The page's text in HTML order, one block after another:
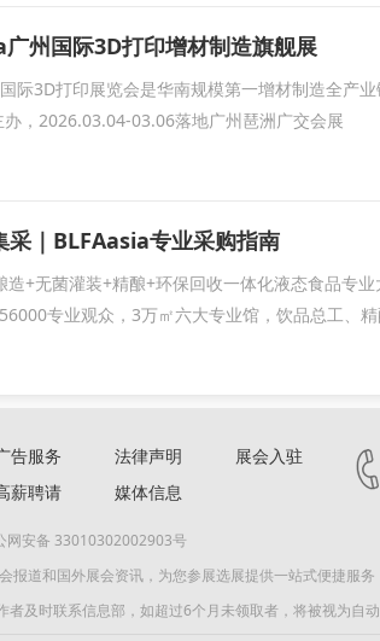
州国际3D打印增材制造旗舰展
际3D打印展览会是华南规模第一增材制造全产
，2026.03.04-03.06落地广州琶洲广交会展
采｜BLFAasia专业采购指南
造+无菌灌装+精酿+环保回收一体化液态食品专业
专业观众，3万㎡六大专业馆，饮品总工、
告服务
薪聘请
法律声明
媒体信息
展会入驻
网安备 33010302002903号
报道和国外展会资讯，为您参展选展提供一站式便捷服务
及时联系信息部，如超过6个月未领取者，将被视为自